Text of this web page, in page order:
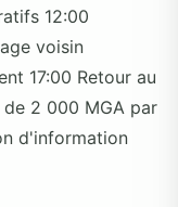
12:00
voisin
17:00 Retour au
2 000 MGA par
d'information